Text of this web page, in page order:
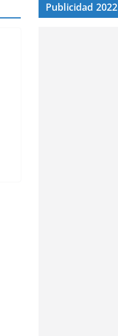
Publicidad 2022